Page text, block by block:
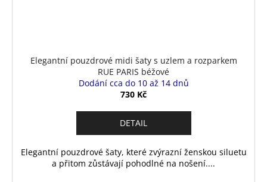
Elegantní pouzdrové midi šaty s uzlem a rozparkem
RUE PARIS béžové
Dodání cca do 10 až 14 dnů
730 Kč
DETAIL
Elegantní pouzdrové šaty, které zvýrazní ženskou siluetu
a přitom zůstávají pohodlné na nošení....